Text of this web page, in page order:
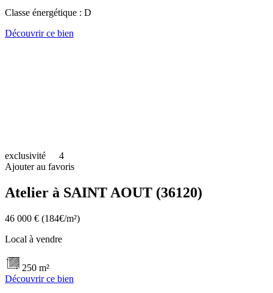
Classe énergétique : D
Découvrir ce bien
exclusivité
4
Ajouter au favoris
Atelier à SAINT AOUT (36120)
46 000 € (184€/m²)
Local à vendre
250 m²
Découvrir ce bien